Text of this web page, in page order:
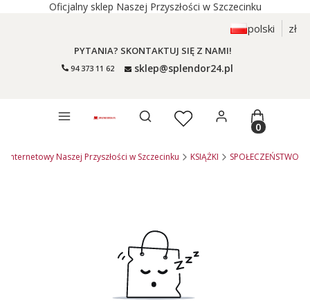
Oficjalny sklep Naszej Przyszłości w Szczecinku
polski zł
PYTANIA? SKONTAKTUJ SIĘ Z NAMI!
94 373 11 62 sklep@splendor24.pl
Otwórz wyszukiwarkęProdukty
internetowy Naszej Przyszłości w Szczecinku KSIĄŻKI SPOŁECZEŃSTWO